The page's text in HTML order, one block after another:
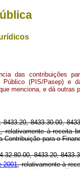
das contribuições
Público (PIS/Pasep) e
menciona, e dá outras
8433.30.00,
, relativamente à receita
para o
8433.20,
2001, relativamente à